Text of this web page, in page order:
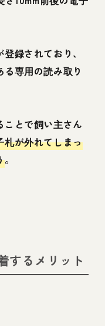
録されており、
専用の読み取り
ことで飼い主さん
札が外れてしまっ
。
するメリット